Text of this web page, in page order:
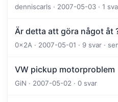
denniscarls · 2007-05-03 · 1
Är detta att göra något åt
0x2A · 2007-05-01 · 9 svar ·
VW pickup motorproblem
GiN · 2007-05-02 · 0 svar